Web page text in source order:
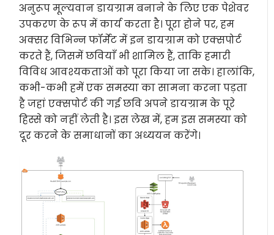
अनुरूप मूल्यवान डायग्राम बनाने के लिए एक पेशेवर
उपकरण के रूप में कार्य करता है। पूरा होने पर, हम
अक्सर विभिन्न फॉर्मेट में इन डायग्राम को एक्सपोर्ट
करते हैं, जिसमें छवियाँ भी शामिल हैं, ताकि हमारी
विविध आवश्यकताओं को पूरा किया जा सके। हालांकि,
कभी-कभी हमें एक समस्या का सामना करना पड़ता
है जहां एक्सपोर्ट की गई छवि अपने डायग्राम के पूरे
हिस्से को नहीं लेती है। इस लेख में, हम इस समस्या को
दूर करने के समाधानों का अध्ययन करेंगे।